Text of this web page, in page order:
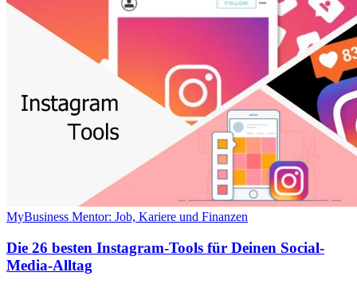
MyBusiness Mentor: Job, Kariere und Finanzen
Die 26 besten Instagram-Tools für Deinen Social-
Media-Alltag